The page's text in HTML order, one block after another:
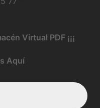
Virtual PDF ¡¡¡
Aquí